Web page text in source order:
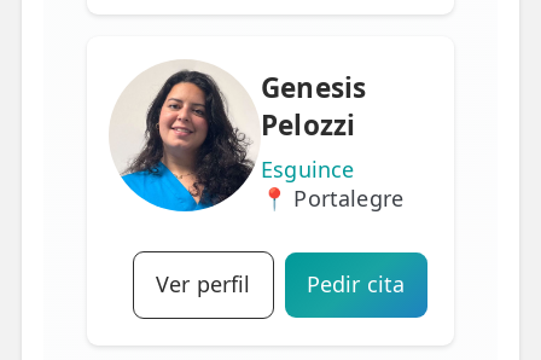
Genesis
Pelozzi
Esguince
📍 Portalegre
Ver perfil Pedir cita